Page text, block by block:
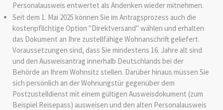
Personalausweis entwertet als Andenken wieder mitnehmen.
Seit dem 1. Mai 2025 können Sie im Antragsprozess auch die
kostenpflichtige Option "Direktversand" wählen und erhalten
das Dokument an Ihre zustellfähige Wohnanschrift geliefert.
Voraussetzungen sind, dass Sie mindestens 16. Jahre alt sind
und den Ausweisantrag innerhalb Deutschlands bei der
Behörde an Ihrem Wohnsitz stellen. Darüber hinaus müssen Sie
sich persönlich an der Wohnungstür gegenüber dem
Postzustelldienst mit einem gültigen Ausweisdokument (zum
Beispiel Reisepass) ausweisen und den alten Personalausweis